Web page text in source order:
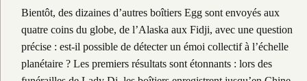
Bientôt, des dizaines d’autres boîtiers Egg sont envoyés aux
quatre coins du globe, de l’Alaska aux Fidji, avec une question
précise : est-il possible de détecter un émoi collectif à l’échelle
planétaire ? Les premiers résultats sont étonnants : lors des